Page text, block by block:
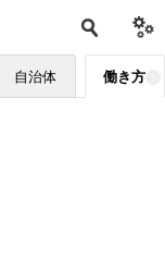
自治体 働き方